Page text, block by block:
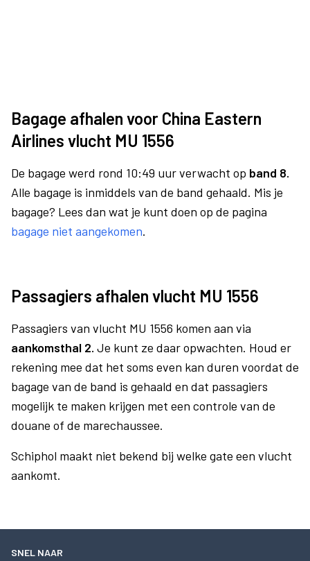
Bagage afhalen voor China Eastern
Airlines vlucht MU 1556
De bagage werd rond 10:49 uur verwacht op band 8.
Alle bagage is inmiddels van de band gehaald. Mis je
bagage? Lees dan wat je kunt doen op de pagina
bagage niet aangekomen.
Passagiers afhalen vlucht MU 1556
Passagiers van vlucht MU 1556 komen aan via
aankomsthal 2. Je kunt ze daar opwachten. Houd er
rekening mee dat het soms even kan duren voordat de
bagage van de band is gehaald en dat passagiers
mogelijk te maken krijgen met een controle van de
douane of de marechaussee.
Schiphol maakt niet bekend bij welke gate een vlucht
aankomt.
SNEL NAAR